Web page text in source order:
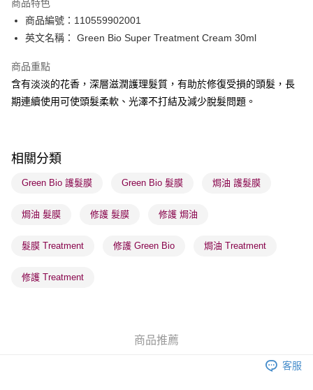
PayMe
WeChat Pay
BoC Pay
送貨方式
每筆HK$65.00，滿HK$300.00或以上免運費
確認發貨後1-3 工作天送達，訂單將隨機分配至SF順豐速運或京東
每筆HK$65.00，滿HK$300.00或以上免運費
(香港門市) 只顯示可選門市。確認發貨後2-5個工作天到店，3天內
(澳門門市) 只顯示可選門市。確認發貨後2-5個工作天到店，3天內
商品特色
商品編號：110559902001
英文名稱： Green Bio Super Treatment Cream 30ml
商品重點
含有淡淡的花香，深層滋潤護理髮質，有助於修復受損的頭髮，長
期連續使用可使頭髮柔軟、光澤不打結及減少脫髮問題。
相關分類
Green Bio 護髮膜 Green Bio 髮膜 焗油 護髮膜
焗油 髮膜 修護 髮膜 修護 焗油
髮膜 Treatment 修護 Green Bio 焗油 Treatment
修護 Treatment
商品推薦
客服